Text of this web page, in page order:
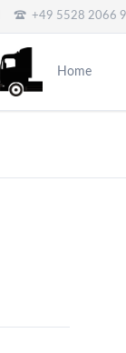
+49 5528 2066
Home